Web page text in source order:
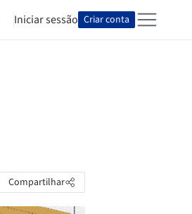
Iniciar sessão Criar conta
Compartilhar